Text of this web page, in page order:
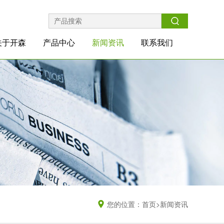
开森 产品中心 新闻资讯 联系我们
您的位置： 首页>新闻资讯